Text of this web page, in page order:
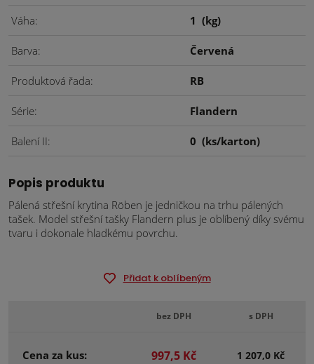
Váha 1 (kg)
Barva Červená
Produktová řada RB
Série Flandern
Balení II 0 (ks/karton)
Popis produktu
Pálená střešní krytina Röben je jedničkou na trhu pálených
tašek. Model střešní tašky Flandern plus je oblíbený díky svému
tvaru i dokonale hladkému povrchu.
Přidat k oblíbeným
bez DPH s DPH
Cena za kus: 997,5 Kč 1 207,0 Kč